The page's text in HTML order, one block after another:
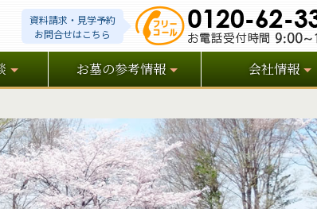
資料請求・見学予約
お問合せはこちら
お墓の参考情報 会社情報